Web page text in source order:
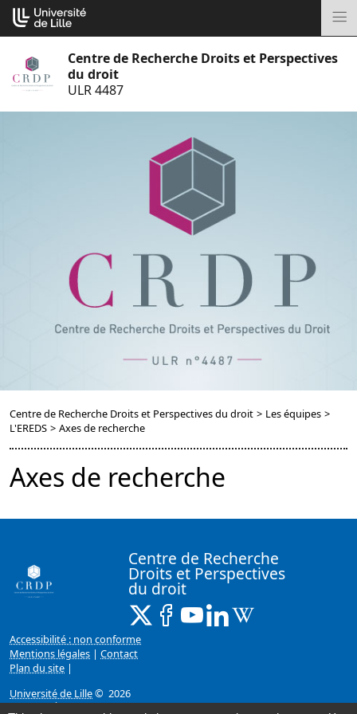
Aller
au
Centre de Recherche Droits et Perspectives
du droit
ULR 4487
Centre de Recherche Droits et Perspectives du droit > Les équipes >
L'EREDS > Axes de recherche
Axes de recherche
Centre de Recherche
Droits et Perspectives
du droit
X ( Nouvelle fenêtre)
Facebook ( Nouvelle fenêtre)
Youtube ( Nouvelle
Linkedin ( Nouvelle
Accessibilité : non conforme
Mentions légales | Contact
Plan du site |
Université de Lille© 2026
Page mise à jour le 05/01/2026 (15:51)
Cookies management panel